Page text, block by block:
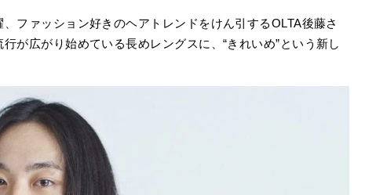
ファッション好きのヘアトレンドをけん引するOLTA後藤さ
が広がり始めている長めレングスに、“きれいめ”という新し